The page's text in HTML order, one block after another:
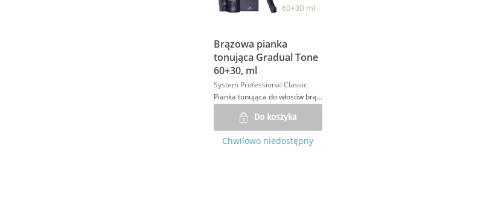
Brązowa pianka
tonująca Gradual Tone
60+30, ml
System Professional Classic
Pianka tonująca do włosów brązowych
Do koszyka
Chwilowo niedostępny